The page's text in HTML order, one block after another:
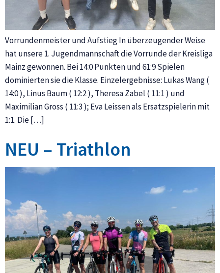
Vorrundenmeister und Aufstieg In überzeugender Weise
hat unsere 1. Jugendmannschaft die Vorrunde der Kreisliga
Mainz gewonnen. Bei 14:0 Punkten und 61:9 Spielen
dominierten sie die Klasse. Einzelergebnisse: Lukas Wang (
14:0 ), Linus Baum ( 12:2 ), Theresa Zabel ( 11:1 ) und
Maximilian Gross ( 11:3 ); Eva Leissen als Ersatzspielerin mit
1:1. Die […]
NEU – Triathlon